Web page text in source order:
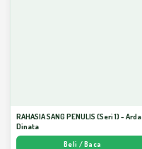
RAHASIA SANG PENULIS (Seri 1) - Arda
Dinata
Beli / Baca